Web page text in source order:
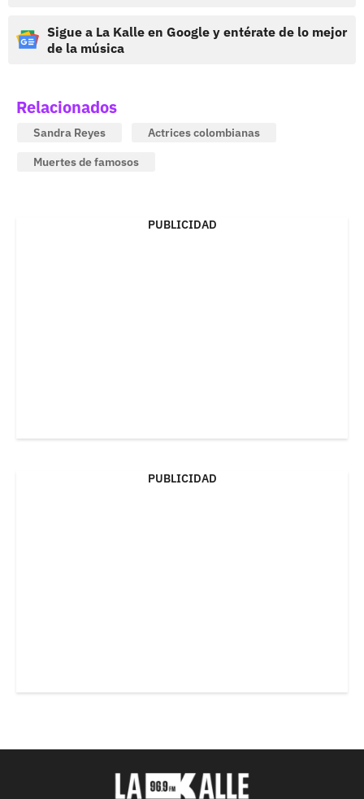
Sigue a La Kalle en Google y entérate de lo mejor
de la música
Relacionados
Sandra Reyes
Actrices colombianas
Muertes de famosos
PUBLICIDAD
PUBLICIDAD